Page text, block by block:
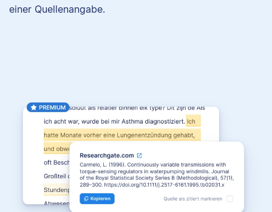
einer Quellenangabe.